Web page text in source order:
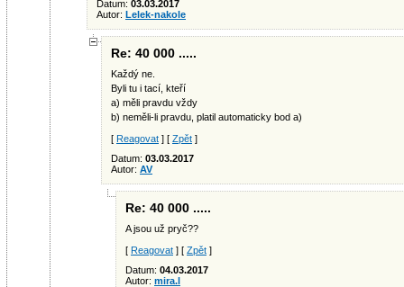
Datum: 03.03.2017
Autor: Lelek-nakole
Re: 40 000 .....
Každý ne.
Byli tu i tací, kteří
a) měli pravdu vždy
b) neměli-li pravdu, platil automaticky bod a)
[ Reagovat ] [ Zpět ]
Datum: 03.03.2017
Autor: AV
Re: 40 000 .....
A jsou už pryč??
[ Reagovat ] [ Zpět ]
Datum: 04.03.2017
Autor: mira.l